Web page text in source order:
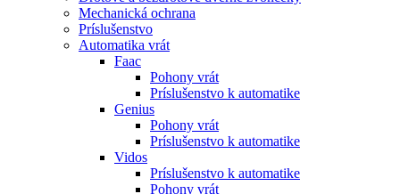
Mechanická ochrana
Príslušenstvo
Automatika vrát
Faac
Pohony vrát
Príslušenstvo k automatike
Genius
Pohony vrát
Príslušenstvo k automatike
Vidos
Príslušenstvo k automatike
Pohony vrát